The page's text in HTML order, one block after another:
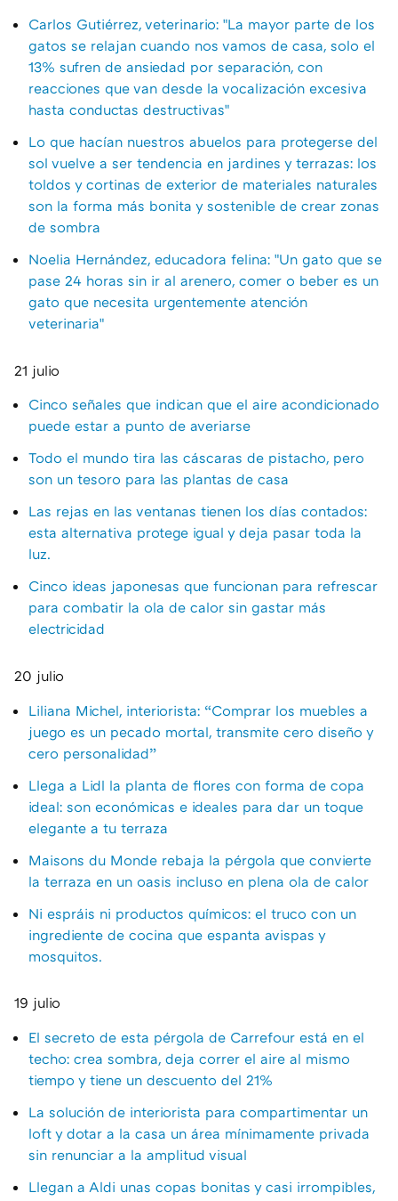
Carlos Gutiérrez, veterinario: "La mayor parte de los
gatos se relajan cuando nos vamos de casa, solo el
13% sufren de ansiedad por separación, con
reacciones que van desde la vocalización excesiva
hasta conductas destructivas"
Lo que hacían nuestros abuelos para protegerse del
sol vuelve a ser tendencia en jardines y terrazas: los
toldos y cortinas de exterior de materiales naturales
son la forma más bonita y sostenible de crear zonas
de sombra
Noelia Hernández, educadora felina: "Un gato que se
pase 24 horas sin ir al arenero, comer o beber es un
gato que necesita urgentemente atención
veterinaria"
21 julio
Cinco señales que indican que el aire acondicionado
puede estar a punto de averiarse
Todo el mundo tira las cáscaras de pistacho, pero
son un tesoro para las plantas de casa
Las rejas en las ventanas tienen los días contados:
esta alternativa protege igual y deja pasar toda la
luz.
Cinco ideas japonesas que funcionan para refrescar
para combatir la ola de calor sin gastar más
electricidad
20 julio
Liliana Michel, interiorista: “Comprar los muebles a
juego es un pecado mortal, transmite cero diseño y
cero personalidad”
Llega a Lidl la planta de flores con forma de copa
ideal: son económicas e ideales para dar un toque
elegante a tu terraza
Maisons du Monde rebaja la pérgola que convierte
la terraza en un oasis incluso en plena ola de calor
Ni espráis ni productos químicos: el truco con un
ingrediente de cocina que espanta avispas y
mosquitos.
19 julio
El secreto de esta pérgola de Carrefour está en el
techo: crea sombra, deja correr el aire al mismo
tiempo y tiene un descuento del 21%
La solución de interiorista para compartimentar un
loft y dotar a la casa un área mínimamente privada
sin renunciar a la amplitud visual
Llegan a Aldi unas copas bonitas y casi irrompibles,